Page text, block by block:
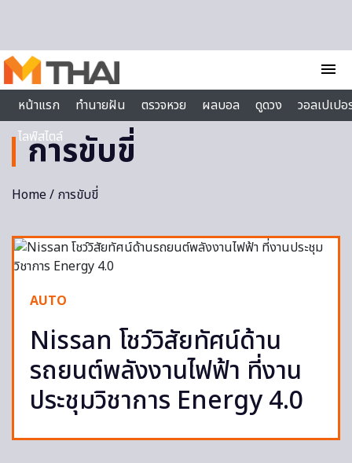
menu
หน้าแรก
ทำนายฝัน ตรวจหวย ผลบอล ดูดวง
วอลเปเป
ไลฟ์สไตล์
การขับขี่
Home/ การขับขี่
AUTO
Nissan โชว์วิสัยทัศน์ด้าน
รถยนต์พลังงานไฟฟ้า ที่งาน
ประชุมวิชาการ Energy 4.0